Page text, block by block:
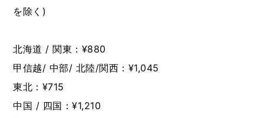
を除く)
北海道 / 関東：¥880
甲信越/ 中部/ 北陸/関西：¥1,045
東北：¥715
中国 / 四国：¥1,210